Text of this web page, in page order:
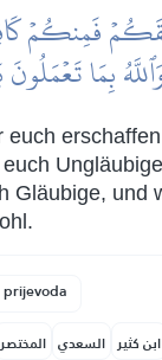
فَمِنكُمۡ
بِمَا
euch
Gläubige, und
المختصر السعدي ابن كثير